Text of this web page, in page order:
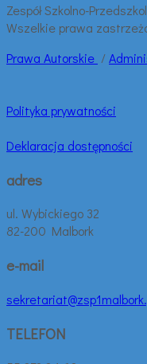
Zespół Szkolno-
Wszelkie prawa
Prawa Autorskie /
Polityka prywatności
Deklaracja dostępności
adres
ul. Wybickiego 32
82-200 Malbork
e-mail
TELEFON